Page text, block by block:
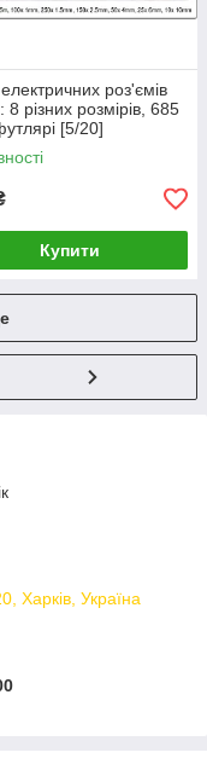
роз'ємів
8 різних розмірів, 685
[5/20]
Купити
Харків, Україна